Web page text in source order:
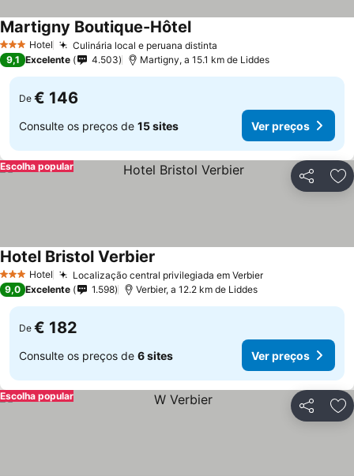
3 EstrelasHotel Culinária local e peruana distinta
Martigny Boutique-Hôtel
9,1 Excelente 4.503 Martigny, a 15.1 km de Liddes
De € 146
Consulte os preços de 15 sites Ver preços
Partilhar
Escolha popular
3 EstrelasHotel Localização central privilegiada em Verbier
Hotel Bristol Verbier
9,0 Excelente 1.598 Verbier, a 12.2 km de Liddes
De € 182
Consulte os preços de 6 sites Ver preços
Partilhar
Escolha popular